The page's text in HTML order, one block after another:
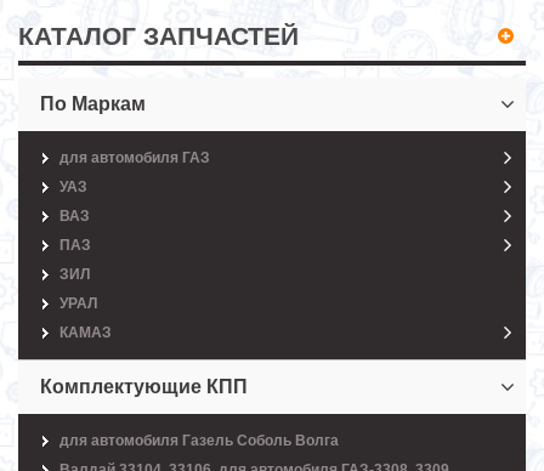
КАТАЛОГ ЗАПЧАСТЕЙ
По Маркам
для автомобиля ГАЗ
УАЗ
ВАЗ
ПАЗ
ЗИЛ
УРАЛ
КАМАЗ
Комплектующие КПП
для автомобиля Газель Соболь Волга